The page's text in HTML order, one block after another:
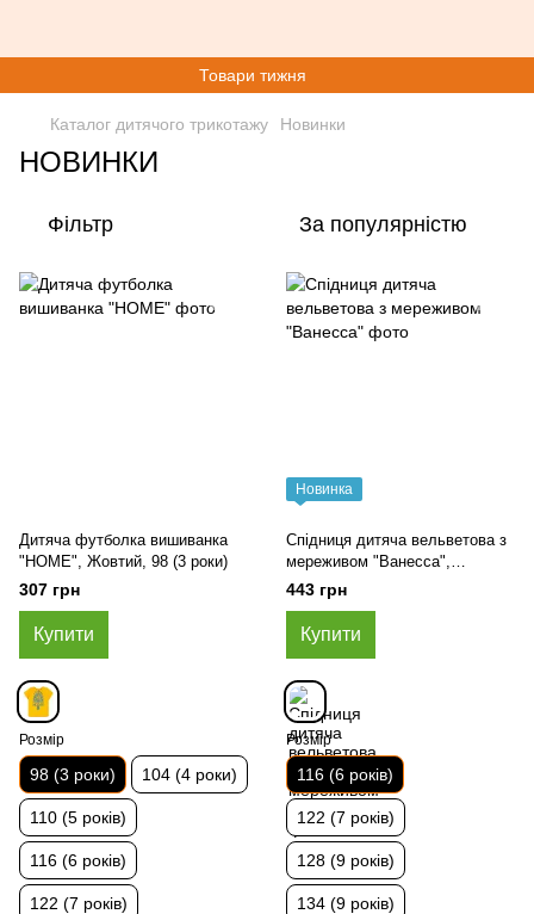
Товари тижня
Каталог дитячого трикотажу Новинки
НОВИНКИ
Фільтр За популярністю
Дитяча футболка вишиванка
"HOME", Жовтий, 98 (3 роки)
307 грн
Купити
Розмір
98 (3 роки) 104 (4 роки)
110 (5 років)
116 (6 років)
122 (7 років)
Новинка
Спідниця дитяча вельветова з
мереживом "Ванесса",
Бежевий, 116 (6 років)
443 грн
Купити
Розмір
116 (6 років)
122 (7 років)
128 (9 років)
134 (9 років)